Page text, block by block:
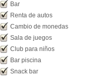
Bar
Renta de autos
Cambio de monedas
Sala de juegos
Club para niños
Bar piscina
Snack bar